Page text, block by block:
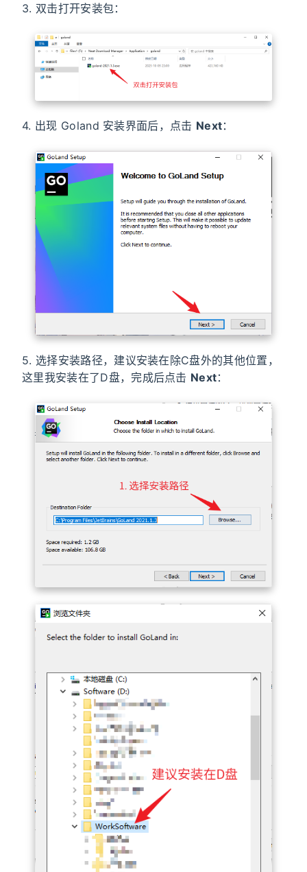
3. 双击打开安装包：
4. 出现 Goland 安装界面后，点击 Next：
5. 选择安装路径，建议安装在除C盘外的其他位置，
这里我安装在了D盘，完成后点击 Next：